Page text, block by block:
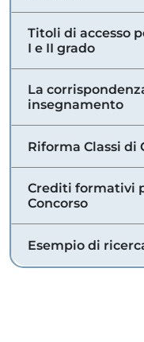
Titoli di accesso
I e II grado
La
insegnamento
Riforma Classi di
Crediti formativi
Concorso
Esempio di